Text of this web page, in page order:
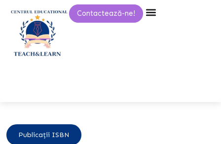
content
Contactează-ne!
Publicații ISBN